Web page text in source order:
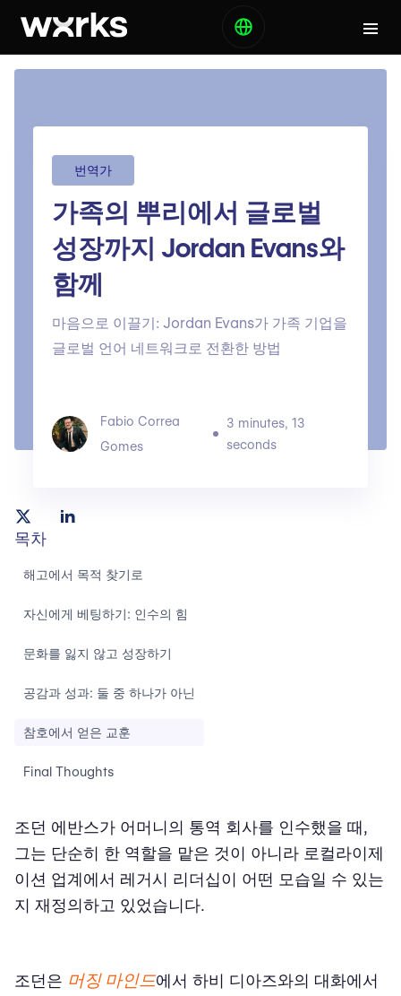
번역가
가족의 뿌리에서 글로벌
성장까지 Jordan Evans와
함께
마음으로 이끌기: Jordan Evans가 가족 기업을
글로벌 언어 네트워크로 전환한 방법
Fabio Correa
Gomes
3 minutes, 13
seconds
목차
해고에서 목적 찾기로
자신에게 베팅하기: 인수의 힘
문화를 잃지 않고 성장하기
공감과 성과: 둘 중 하나가 아닌
참호에서 얻은 교훈
Final Thoughts
조던 에반스가 어머니의 통역 회사를 인수했을 때,
그는 단순히 한 역할을 맡은 것이 아니라 로컬라이제
이션 업계에서 레거시 리더십이 어떤 모습일 수 있는
지 재정의하고 있었습니다.
조던은 머징 마인드에서 하비 디아즈와의 대화에서